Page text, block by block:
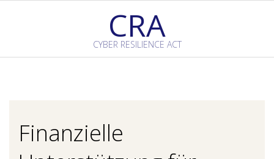
CRA
CYBER RESILIENCE ACT
Finanzielle